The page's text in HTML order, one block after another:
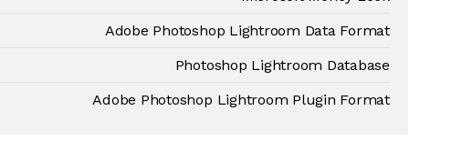
Adobe Photoshop Lightroom Data Format
Photoshop Lightroom Database
Adobe Photoshop Lightroom Plugin Format